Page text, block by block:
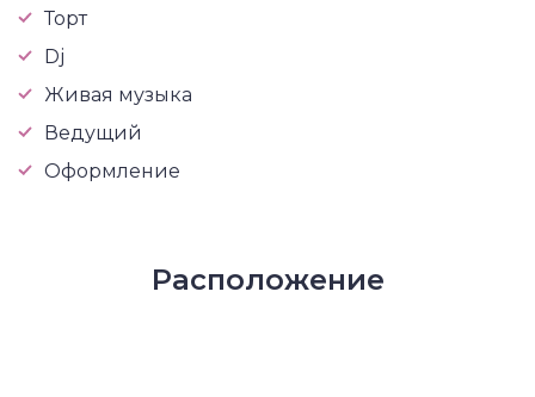
Торт
Dj
Живая музыка
Ведущий
Оформление
Расположение